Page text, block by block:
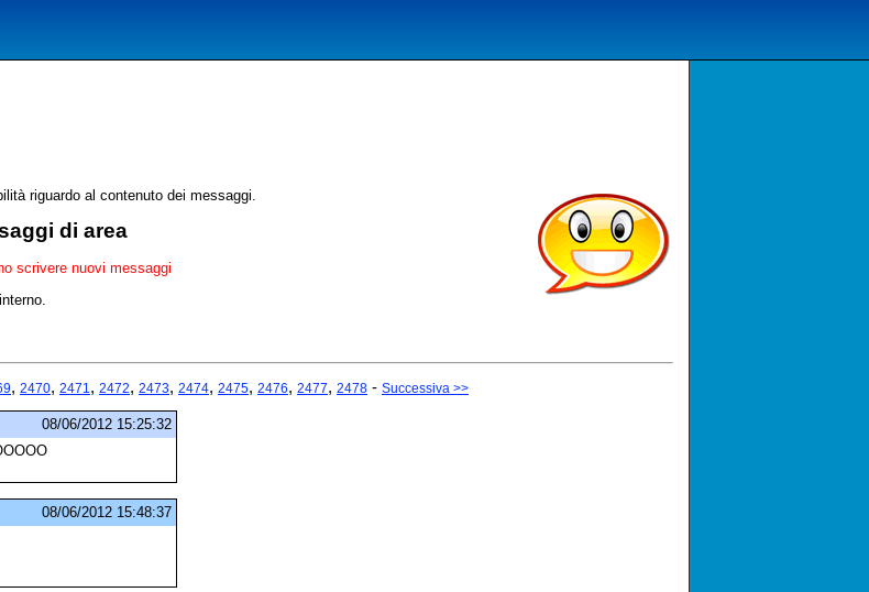
riguardo al contenuto dei messaggi.
di area
scrivere nuovi messaggi
, 2470, 2471, 2472, 2473, 2474, 2475, 2476, 2477, 2478 - Successiva >>
08/06/2012 15:25:32
08/06/2012 15:48:37